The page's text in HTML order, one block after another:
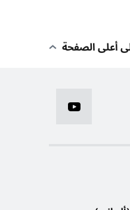
أعلى الصفحة